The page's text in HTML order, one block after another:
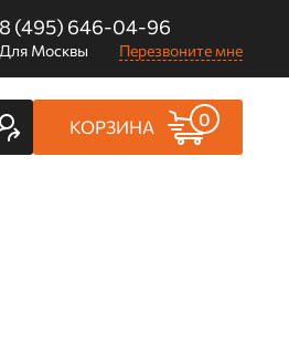
8 (495) 646-04-96
Для Москвы Перезвоните мне
КОРЗИНА 0